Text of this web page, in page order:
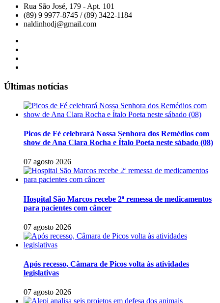
Rua São José, 179 - Apt. 101
(89) 9 9977-8745 / (89) 3422-1184
naldinhodj@gmail.com
Últimas notícias
Picos de Fé celebrará Nossa Senhora dos Remédios com
show de Ana Clara Rocha e Ítalo Poeta neste sábado (08)
07 agosto 2026
Hospital São Marcos recebe 2ª remessa de medicamentos
para pacientes com câncer
07 agosto 2026
Após recesso, Câmara de Picos volta às atividades
legislativas
07 agosto 2026